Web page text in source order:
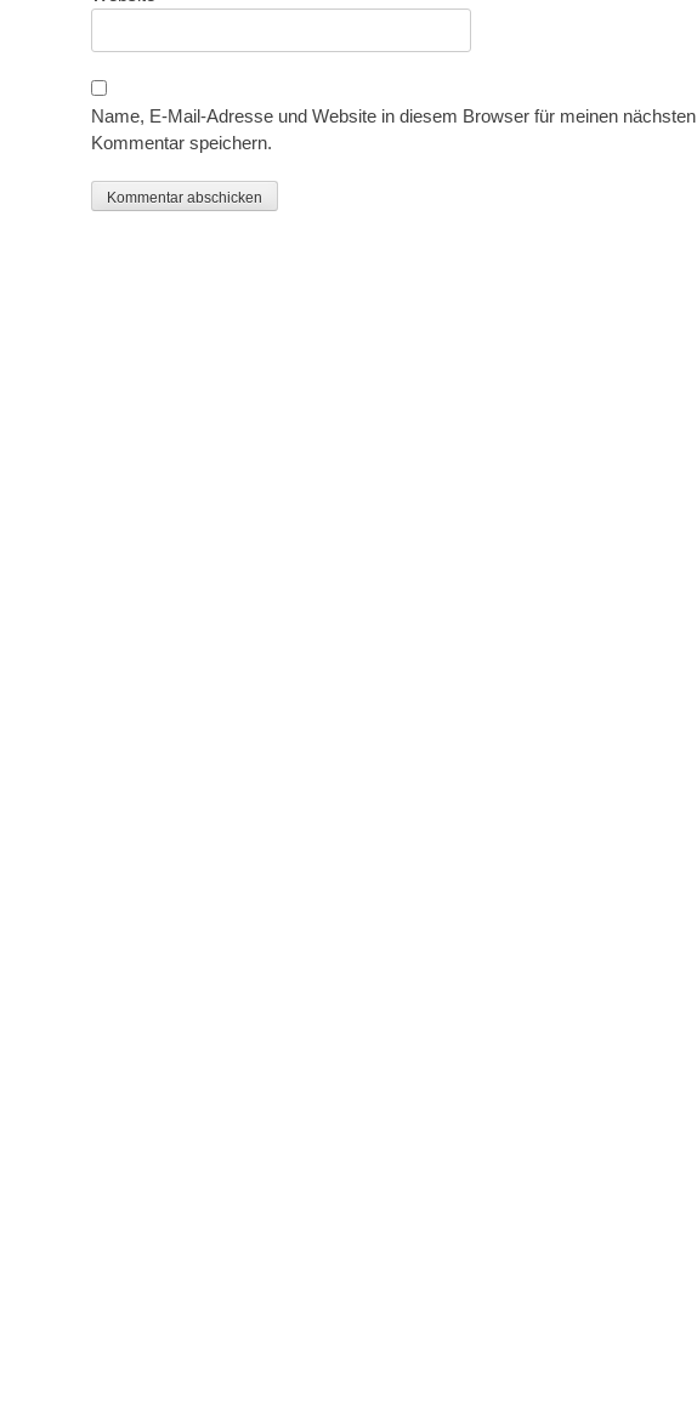
Name, E-Mail-Adresse und Website in diesem Browser für meinen nächsten
Kommentar speichern.